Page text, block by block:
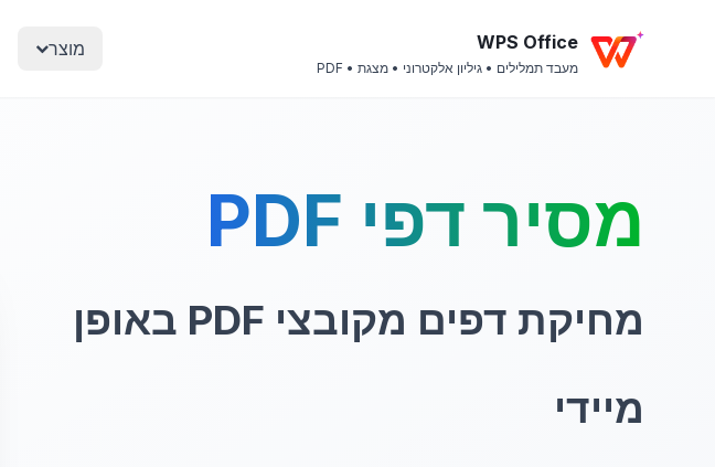
WPS Office
מעבד תמלילים • גיליון אלקטרוני • מצגת • PDF
מוצר
מסיר דפי PDF
מחיקת דפים מקובצי PDF באופן
מיידי